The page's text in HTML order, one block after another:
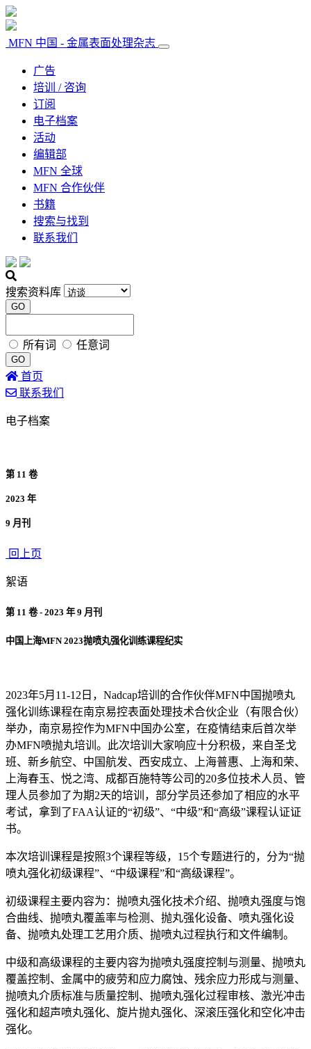
MFN 中国 - 金属表面处理杂志
广告
培训 / 咨询
订阅
电子档案
活动
编辑部
MFN 全球
MFN 合作伙伴
书籍
搜索与找到
联系我们
搜索资料库
GO
所有词 任意词
GO
首页
联系我们
电子档案
第 11 卷
2023 年
9 月刊
回上页
絮语
第 11 卷 - 2023 年 9 月刊
中国上海MFN 2023抛喷丸强化训练课程纪实
2023年5月11-12日，Nadcap培训的合作伙伴MFN中国抛喷丸
强化训练课程在南京易控表面处理技术合伙企业（有限合伙）
举办，南京易控作为MFN中国办公室，在疫情结束后首次举
办MFN喷抛丸培训。此次培训大家响应十分积极，来自圣戈
班、新乡航空、中国航发、西安成立、上海普惠、上海和荣、
上海春玉、悦之湾、成都百施特等公司的20多位技术人员、管
理人员参加了为期2天的培训，部分学员还参加了相应的水平
考试，拿到了FAA认证的“初级”、“中级”和“高级”课程认证证
书。
本次培训课程是按照3个课程等级，15个专题进行的，分为“抛
喷丸强化初级课程”、“中级课程”和“高级课程”。
初级课程主要内容为：抛喷丸强化技术介绍、抛喷丸强度与饱
合曲线、抛喷丸覆盖率与检测、抛丸强化设备、喷丸强化设
备、抛喷丸处理工艺用介质、抛喷丸过程执行和文件编制。
中级和高级课程的主要内容为抛喷丸强度控制与测量、抛喷丸
覆盖控制、金属中的疲劳和应力腐蚀、残余应力形成与测量、
抛喷丸介质标准与质量控制、抛喷丸强化过程审核、激光冲击
强化和超声喷丸强化、旋片抛丸强化、深滚压强化和空化冲击
强化。